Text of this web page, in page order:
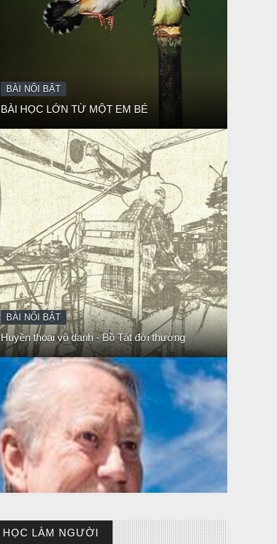
BÀI HỌC LỚN TỪ MỘT EM BÉ
BÀI NỔI BẬT
Huyền thoại vô danh - Bồ Tát đời thường
CHUYỆN Ý NGHĨA
NGƯỜI GIÀU THỰC SỰ
HỌC LÀM NGƯỜI